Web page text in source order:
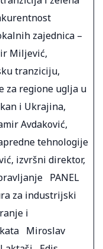
zajednica –
Miljević,
tranziciju,
za regione uglja u
i Ukrajina,
Avdaković,
tehnologije
izvršni direktor,
PANEL
za industrijski
i
Miroslav